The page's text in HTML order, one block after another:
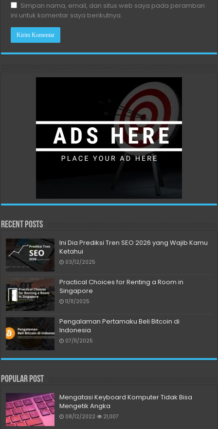
Simpan nama, email, dan situs web saya pada peramban
ini untuk komentar saya berikutnya.
Recent Posts
Ini Dia Prediksi Tren SEO 2026 yang Wajib Kamu
Ketahui
03/12/2025
Practical Choices for Renting a Room in
Singapore
11/11/2025
Pengalaman Pertamaku Beli Bitcoin di
Indonesia
07/11/2025
Popular Post
Mengatasi Keyboard Komputer Tidak Bisa
Mengetik Angka
08/12/2022 21,007